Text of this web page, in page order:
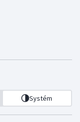
Systém